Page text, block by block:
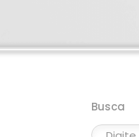
Busca